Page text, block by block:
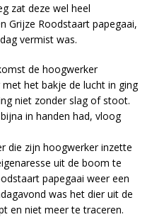
zat deze wel heel
Grijze Roodstaart papegaai,
vermist was.
de hoogwerker
het bakje de lucht in ging
niet zonder slag of stoot.
in handen had, vloog
die zijn hoogwerker inzette
uit de boom te
papegaai weer een
was het dier uit de
en niet meer te traceren.